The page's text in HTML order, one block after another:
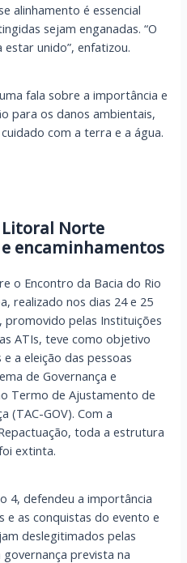
alinhamento é essencial
sejam enganadas. “O
unido”, enfatizou.
fala sobre a importância e
para os danos ambientais,
com a terra e a água.
Litoral Norte
encaminhamentos
o Encontro da Bacia do Rio
realizado nos dias 24 e 25
promovido pelas Instituições
ATIs, teve como objetivo
a eleição das pessoas
de Governança e
Termo de Ajustamento de
(TAC-GOV). Com a
toda a estrutura
extinta.
4, defendeu a importância
e as conquistas do evento e
deslegitimados pelas
prevista na